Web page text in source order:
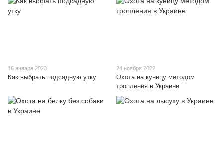
16 января 2023
Как выбрать подсадную утку
24 ноября 2022
Охота на куницу методом
тропления в Украине